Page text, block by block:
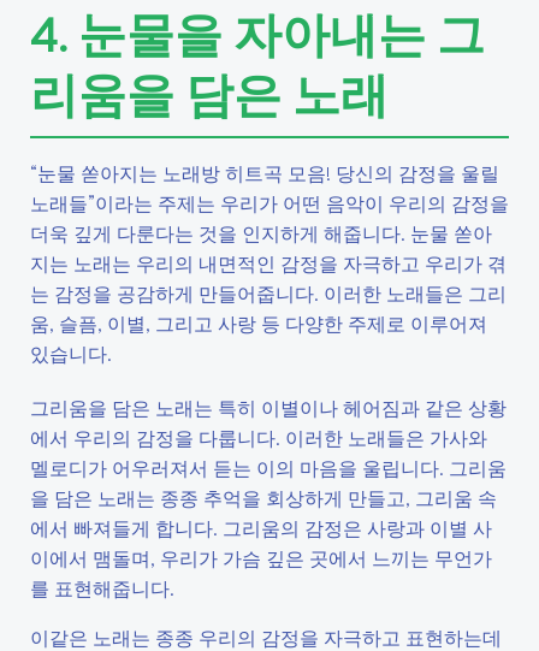
4. 눈물을 자아내는 그
리움을 담은 노래
“눈물 쏟아지는 노래방 히트곡 모음! 당신의 감정을 울릴
노래들”이라는 주제는 우리가 어떤 음악이 우리의 감정을
더욱 깊게 다룬다는 것을 인지하게 해줍니다. 눈물 쏟아
지는 노래는 우리의 내면적인 감정을 자극하고 우리가 겪
는 감정을 공감하게 만들어줍니다. 이러한 노래들은 그리
움, 슬픔, 이별, 그리고 사랑 등 다양한 주제로 이루어져
있습니다.
그리움을 담은 노래는 특히 이별이나 헤어짐과 같은 상황
에서 우리의 감정을 다룹니다. 이러한 노래들은 가사와
멜로디가 어우러져서 듣는 이의 마음을 울립니다. 그리움
을 담은 노래는 종종 추억을 회상하게 만들고, 그리움 속
에서 빠져들게 합니다. 그리움의 감정은 사랑과 이별 사
이에서 맴돌며, 우리가 가슴 깊은 곳에서 느끼는 무언가
를 표현해줍니다.
이같은 노래는 종종 우리의 감정을 자극하고 표현하는데